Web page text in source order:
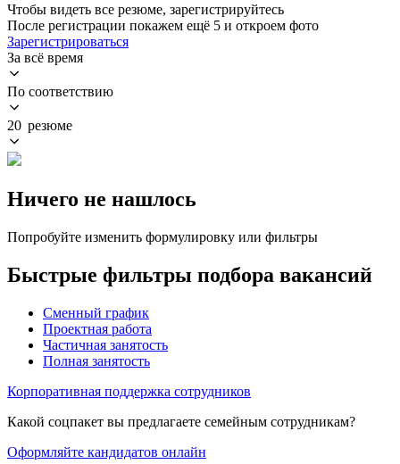
Чтобы видеть все резюме, зарегистрируйтесь
После регистрации покажем ещё 5 и откроем фото
Зарегистрироваться
За всё время
По соответствию
20 резюме
Ничего не нашлось
Попробуйте изменить формулировку или фильтры
Быстрые фильтры подбора вакансий
Сменный график
Проектная работа
Частичная занятость
Полная занятость
Корпоративная поддержка сотрудников
Какой соцпакет вы предлагаете семейным сотрудникам?
Оформляйте кандидатов онлайн